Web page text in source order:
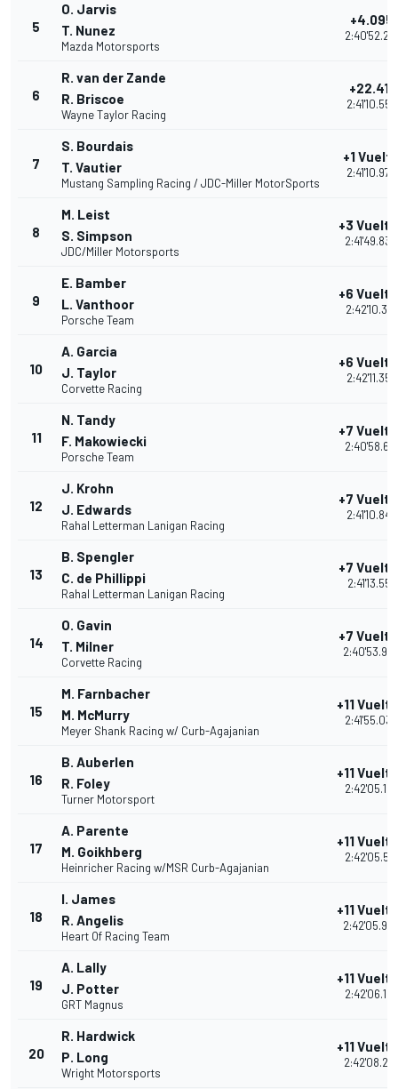
5
O. Jarvis
T. Nunez
Mazda Motorsports
+4.095
2:40'52.241
6
R. van der Zande
R. Briscoe
Wayne Taylor Racing
+22.411
2:41'10.557
7
S. Bourdais
T. Vautier
Mustang Sampling Racing / JDC-Miller MotorSports
+1
2:41'10.979
8
M. Leist
S. Simpson
JDC/Miller Motorsports
+3
2:41'49.830
9
E. Bamber
L. Vanthoor
Porsche Team
+6
2:42'10.377
10
A. Garcia
J. Taylor
Corvette Racing
+6
2:42'11.358
11
N. Tandy
F. Makowiecki
Porsche Team
+7
2:40'58.651
12
J. Krohn
J. Edwards
Rahal Letterman Lanigan Racing
+7
2:41'10.843
13
B. Spengler
C. de Phillippi
Rahal Letterman Lanigan Racing
+7
2:41'13.557
14
O. Gavin
T. Milner
Corvette Racing
+7
15
M. Farnbacher
M. McMurry
Meyer Shank Racing w/ Curb-Agajanian
+11
2:41'55.039
16
B. Auberlen
R. Foley
Turner Motorsport
+11
2:42'05.158
17
A. Parente
M. Goikhberg
Heinricher Racing w/MSR Curb-Agajanian
+11
2:42'05.519
18
I. James
R. Angelis
Heart Of Racing Team
+11
19
A. Lally
J. Potter
GRT Magnus
+11
2:42'06.127
20
R. Hardwick
P. Long
Wright Motorsports
+11